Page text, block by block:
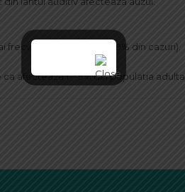
intalnita (95 – 99% din cazuri).
afecteaza 1- -5% din populatia adulta.